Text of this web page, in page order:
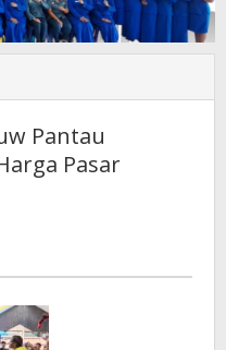
Waterpauw
Langsung
Kestabilan
Pantau
Pasar